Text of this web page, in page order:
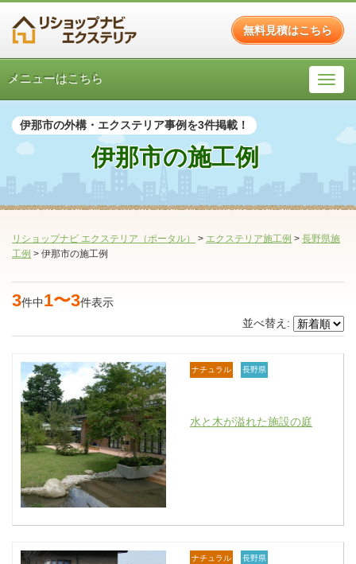
無料見積はこちら
メニューはこちら
伊那市の外構・エクステリア事例を3件掲載！
伊那市の施工例
リショップナビ エクステリア（ポータル） > エクステリア施工例 > 長野県施
工例 > 伊那市の施工例
3件中1〜3件表示
並べ替え:
ナチュラル 長野県
水と木が溢れた施設の庭
ナチュラル 長野県